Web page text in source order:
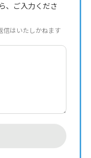
、ご入力くださ
信はいたしかねます